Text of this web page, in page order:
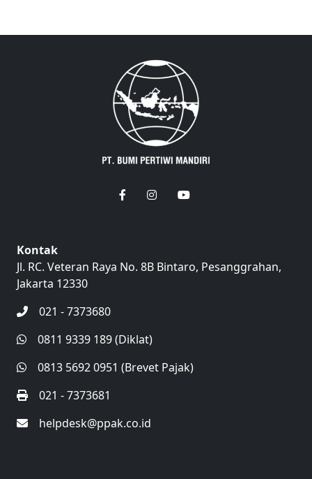
Kontak
Jl. RC. Veteran Raya No. 8B Bintaro, Pesanggrahan,
Jakarta 12330
021 - 7373680
0811 9339 189 (Diklat)
0813 5692 0951 (Brevet Pajak)
021 - 7373681
helpdesk@ppak.co.id